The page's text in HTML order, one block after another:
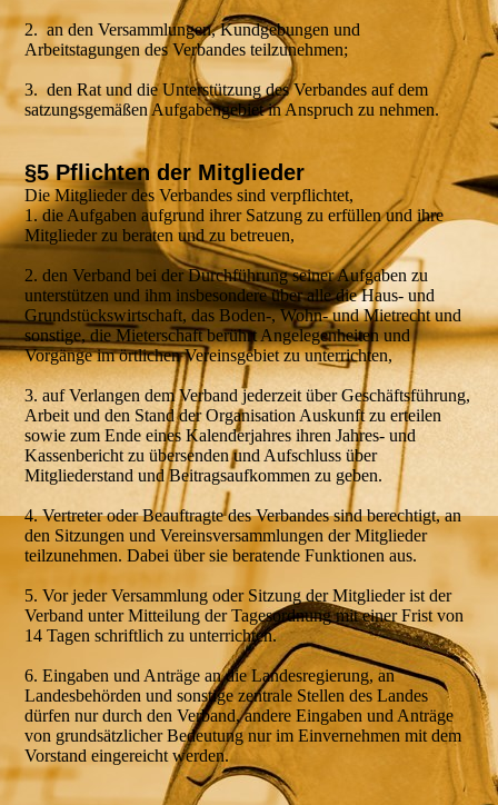
2. an den Versammlungen, Kundgebungen und
Arbeitstagungen des Verbandes teilzunehmen;
3. den Rat und die Unterstützung des Verbandes auf dem
satzungsgemäßen Aufgabengebiet in Anspruch zu nehmen.
§5 Pflichten der Mitglieder
Die Mitglieder des Verbandes sind verpflichtet,
1. die Aufgaben aufgrund ihrer Satzung zu erfüllen und ihre
Mitglieder zu beraten und zu betreuen,
2. den Verband bei der Durchführung seiner Aufgaben zu
unterstützen und ihm insbesondere über alle die Haus- und
Grundstückswirtschaft, das Boden-, Wohn- und Mietrecht und
sonstige, die Mieterschaft berührt Angelegenheiten und
Vorgänge im örtlichen Vereinsgebiet zu unterrichten,
3. auf Verlangen dem Verband jederzeit über Geschäftsführung,
Arbeit und den Stand der Organisation Auskunft zu erteilen
sowie zum Ende eines Kalenderjahres ihren Jahres- und
Kassenbericht zu übersenden und Aufschluss über
Mitgliederstand und Beitragsaufkommen zu geben.
4. Vertreter oder Beauftragte des Verbandes sind berechtigt, an
den Sitzungen und Vereinsversammlungen der Mitglieder
teilzunehmen. Dabei über sie beratende Funktionen aus.
5. Vor jeder Versammlung oder Sitzung der Mitglieder ist der
Verband unter Mitteilung der Tagesordnung mit einer Frist von
14 Tagen schriftlich zu unterrichten.
6. Eingaben und Anträge an die Landesregierung, an
Landesbehörden und sonstige zentrale Stellen des Landes
dürfen nur durch den Verband, andere Eingaben und Anträge
von grundsätzlicher Bedeutung nur im Einvernehmen mit dem
Vorstand eingereicht werden.